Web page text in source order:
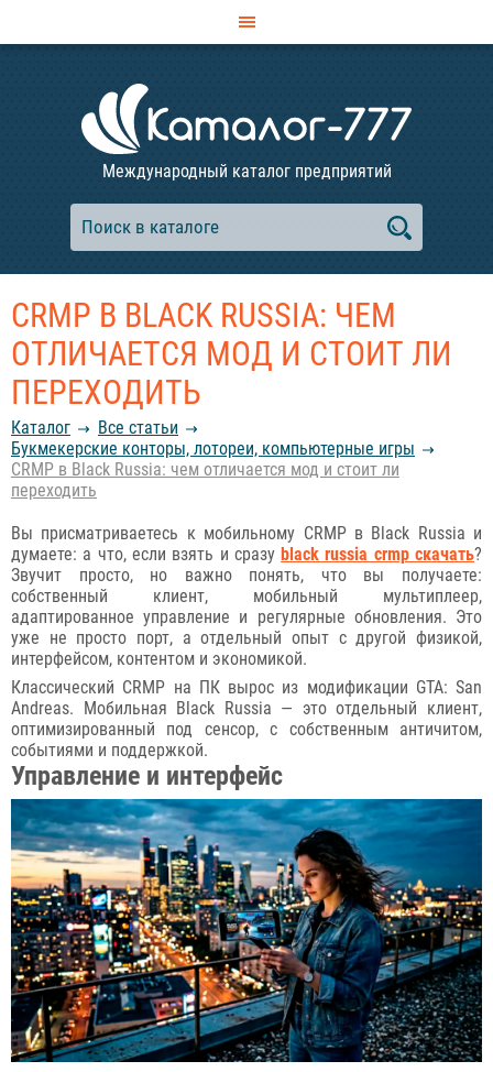
Международный каталог предприятий
CRMP В BLACK RUSSIA: ЧЕМ
ОТЛИЧАЕТСЯ МОД И СТОИТ ЛИ
ПЕРЕХОДИТЬ
Каталог
Все статьи
Букмекерские конторы, лотореи, компьютерные игры
CRMP в Black Russia: чем отличается мод и стоит ли
переходить
Вы присматриваетесь к мобильному CRMP в Black Russia и
думаете: а что, если взять и сразуblack russia crmp скачать?
Звучит просто, но важно понять, что вы получаете:
собственный клиент, мобильный мультиплеер,
адаптированное управление и регулярные обновления. Это
уже не просто порт, а отдельный опыт с другой физикой,
интерфейсом, контентом и экономикой.
Классический CRMP на ПК вырос из модификации GTA: San
Andreas. Мобильная Black Russia — это отдельный клиент,
оптимизированный под сенсор, с собственным античитом,
событиями и поддержкой.
Управление и интерфейс